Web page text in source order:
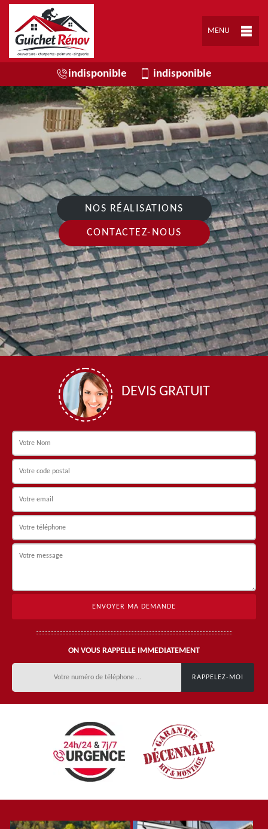
MENU
indisponible indisponible
NOS RÉALISATIONS
CONTACTEZ-NOUS
DEVIS GRATUIT
ON VOUS RAPPELLE IMMEDIATEMENT